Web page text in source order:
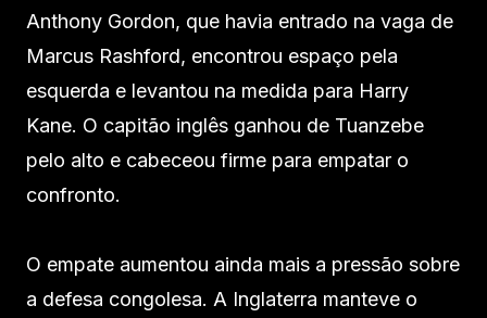
Anthony Gordon, que havia entrado na vaga de
Marcus Rashford, encontrou espaço pela
esquerda e levantou na medida para Harry
Kane. O capitão inglês ganhou de Tuanzebe
pelo alto e cabeceou firme para empatar o
confronto.
O empate aumentou ainda mais a pressão sobre
a defesa congolesa. A Inglaterra manteve o